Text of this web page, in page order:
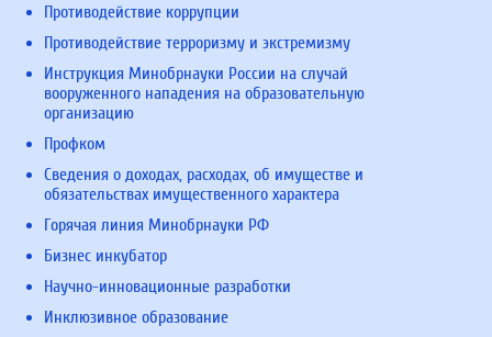
Противодействие коррупции
Противодействие терроризму и экстремизму
Инструкция Минобрнауки России на случай
вооруженного нападения на образовательную
организацию
Профком
Сведения о доходах, расходах, об имуществе и
обязательствах имущественного характера
Горячая линия Минобрнауки РФ
Бизнес инкубатор
Научно-инновационные разработки
Инклюзивное образование